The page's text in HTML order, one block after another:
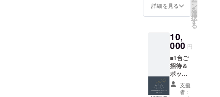
ただき
ます。
ターン
「上乗
せ支
援」が
可能で
す。
援」が
可能で
のオー
プニン
映像に
掲載 ※
上映前
に巨大
スク
リーン
にお名
前がな
支援
希望の
お名前
をご記
入くだ
さい。
※ 掲載
不要の
方は、
セージ
メッ
セージ
をお送
りいた
しま
す。 ■
公式HP
にお名
ヒー×３
パック
（種類
せ） 泉
屋六治/
シナモ
ン
ティー×
１袋 菓
子工房
Arietta/
詳細を見る ン
を
選
択
す
る
10,
000 円
■1台ご
招待＆
ポップ
コーン
とお飲
支援
者：